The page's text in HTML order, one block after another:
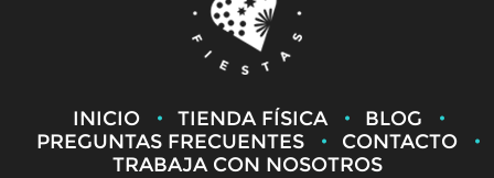
INICIO TIENDA FÍSICA
BLOG
PREGUNTAS FRECUENTES
CONTACTO
TRABAJA CON NOSOTROS